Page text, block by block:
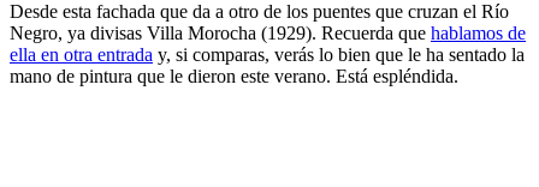
Desde esta fachada que da a otro de los puentes que cruzan el Río
Negro, ya divisas Villa Morocha (1929). Recuerda que hablamos de
ella en otra entrada y, si comparas, verás lo bien que le ha sentado la
mano de pintura que le dieron este verano. Está espléndida.